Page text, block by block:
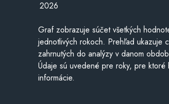
2026
Graf zobrazuje súčet všetkých
jednotlivých rokoch. Prehľad ukazuje
zahrnutých do analýzy v danom
Údaje sú uvedené pre roky, pre
informácie.